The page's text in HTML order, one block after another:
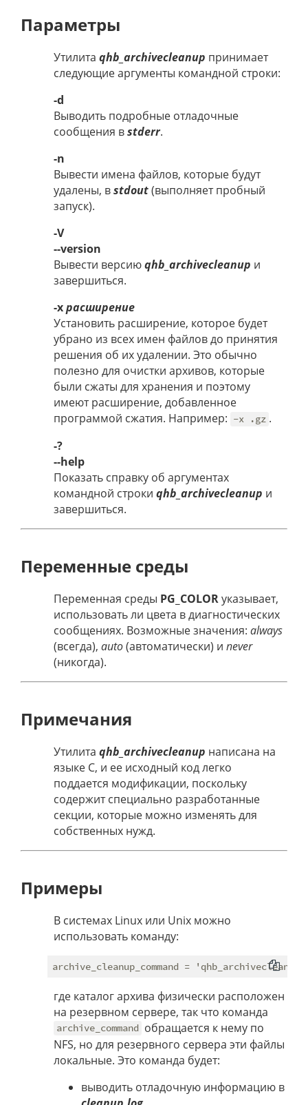
Параметры
Утилита qhb_archivecleanup принимает
следующие аргументы командной строки:
-d
Выводить подробные отладочные
сообщения вstderr.
-n
Вывести имена файлов, которые будут
удалены, вstdout(выполняет пробный
запуск).
-V
--version
Вывести версиюqhb_archivecleanup и
завершиться.
-xрасширение
Установить расширение, которое будет
убрано из всех имен файлов до принятия
решения об их удалении. Это обычно
полезно для очистки архивов, которые
были сжаты для хранения и поэтому
имеют расширение, добавленное
программой сжатия. Например: -x .gz .
-?
--help
Показать справку об аргументах
командной строки qhb_archivecleanup и
завершиться.
Переменные среды
Переменная среды PG_COLORуказывает,
использовать ли цвета в диагностических
сообщениях. Возможные значения: always
(всегда), auto(автоматически) и never
(никогда).
Примечания
Утилита qhb_archivecleanup написана на
языке C, и ее исходный код легко
поддается модификации, поскольку
содержит специально разработанные
секции, которые можно изменять для
собственных нужд.
Примеры
В системах Linux или Unix можно
использовать команду:
где каталог архива физически расположен
на резервном сервере, так что команда
archive_command обращается к нему по
NFS, но для резервного сервера эти файлы
локальные. Это команда будет:
выводить отладочную информацию в